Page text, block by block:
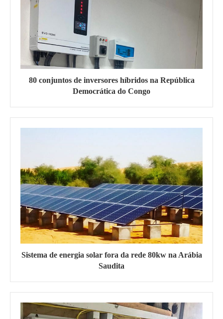
80 conjuntos de inversores híbridos na República
Democrática do Congo
Sistema de energia solar fora da rede 80kw na Arábia
Saudita